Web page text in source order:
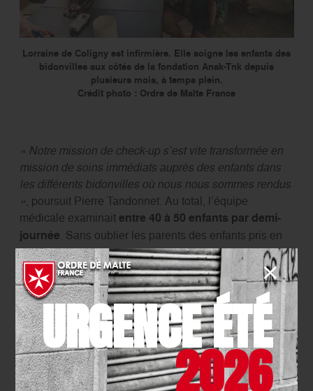
Lorraine de Coligny est inﬁrmière. Elle soigne les enfants des
bidonvilles aux côtés de la fondation Anak-Tnk depuis
plusieurs mois, à temps plein.
Crédit photo : Ordre de Malte France
« Notre mission de check-up s’est vite transformée en
mission de soins immédiats auprès des enfants dans
les différents bidonvilles où nous nous sommes rendus
», poursuit Pierre Tandonnet. Au total, l’équipe
médicale examinait entre 40 à 50 enfants par demi-
journée. Sans oublier les parents des enfants pris en
charge parPhilippe Thery quivoyait en moyenne une
trentaine d’adultes par jour.
« Cette mission est une illustration de notre
engagement auprès des plus fragiles, elle redonne du
sens à notre vocation médicale. (…) Alors qu’ils n’ont
rien, ces enfants nous ont donné ce qu’ils ont de plus
précieux : leur joie et leur sourire. Il faut vraiment les
aider et l’Ordre de Malte France poursuivra, j’espère
URGENCE ÉTÉ
2026